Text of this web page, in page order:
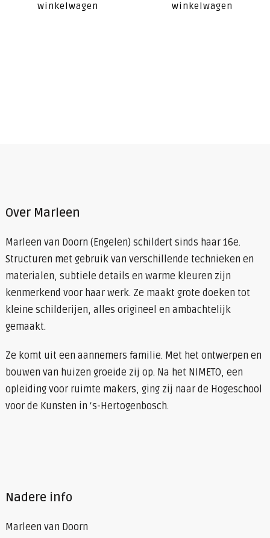
winkelwagen
winkelwagen
Over Marleen
Marleen van Doorn (Engelen) schildert sinds haar 16e.
Structuren met gebruik van verschillende technieken en
materialen, subtiele details en warme kleuren zijn
kenmerkend voor haar werk. Ze maakt grote doeken tot
kleine schilderijen, alles origineel en ambachtelijk
gemaakt.
Ze komt uit een aannemers familie. Met het ontwerpen en
bouwen van huizen groeide zij op. Na het NIMETO, een
opleiding voor ruimte makers, ging zij naar de Hogeschool
voor de Kunsten in ‘s-Hertogenbosch.
Nadere info
Marleen van Doorn